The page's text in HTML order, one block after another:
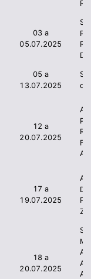
03 a
05.07.2025
05 a
13.07.2025
de
12 a
20.07.2025
17 a
19.07.2025
Ze
18 a
20.07.2025